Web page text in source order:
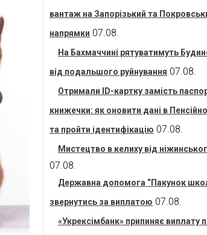
вантаж на Запорізький та
напрямки 07.08.
На Бахмаччині рятуватимуть
від подальшого руйнування 07.08.
Отримали ID-картку замість
книжечки: як оновити дані в
та пройти ідентифікацію 07.08.
Мистецтво в келиху від
07.08.
Державна допомога “Пакунок
звернутись за виплатою 07.08.
«Укрексімбанк» припиняє виплату